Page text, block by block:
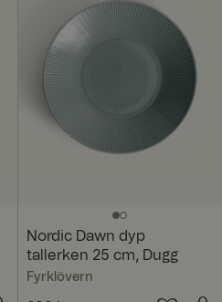
Nordic Dawn dyp
tallerken 25 cm, Dugg
Fyrklövern